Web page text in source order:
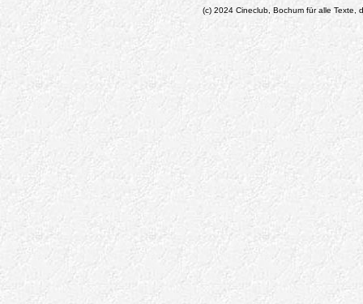
(c) 2024 Cineclub, Bochum für alle Texte,